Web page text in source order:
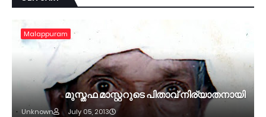
Malappuram
മുസ്തഫ മാസ്റ്ററുടെ പിതാവ് നിര്യാതനായി
Unknown July 05, 2013